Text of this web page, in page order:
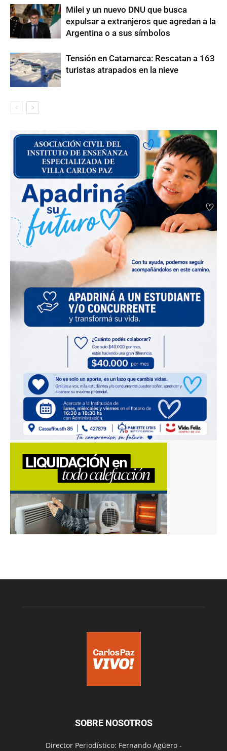
Milei y un nuevo DNU que busca
expulsar a extranjeros que agredan a la
Argentina o a sus símbolos
Tensión en Catamarca: Rescatan a 163
turistas atrapados en la nieve
SOBRE NOSOTROS
Director Periodístico: Fernando Agüero -